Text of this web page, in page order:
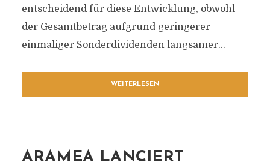
entscheidend für diese Entwicklung, obwohl
der Gesamtbetrag aufgrund geringerer
einmaliger Sonderdividenden langsamer...
WEITERLESEN
ARAMEA LANCIERT